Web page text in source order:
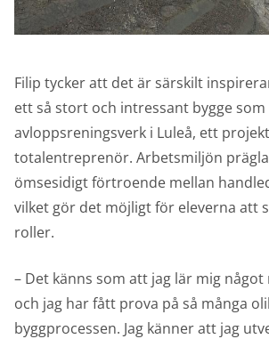
Filip tycker att det är särskilt
ett så stort och intressant bygge
avloppsreningsverk i Luleå, ett
totalentreprenör. Arbetsmiljön
ömsesidigt förtroende mellan
vilket gör det möjligt för eleverna att
roller.
– Det känns som att jag lär mig något
och jag har fått prova på så många
byggprocessen. Jag känner att jag